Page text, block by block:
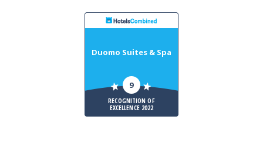
Duomo Suites & Spa
9
RECOGNITION OF
EXCELLENCE 2022